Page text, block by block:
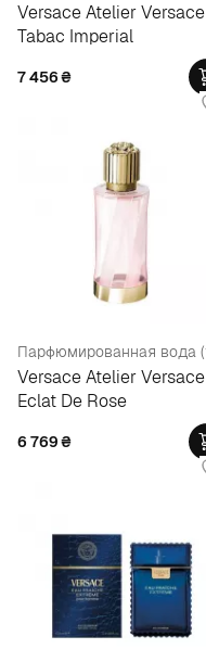
Versace Atelier Versace
Tabac Imperial
7 456₴
Versace Atelier Versace
Eclat De Rose
6 769₴